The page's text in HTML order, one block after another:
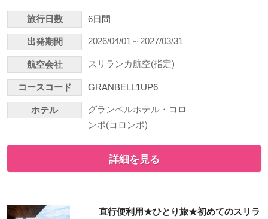
旅行日数 6日間
出発期間 2026/04/01～2027/03/31
航空会社 スリランカ航空(指定)
コースコード GRANBELL1UP6
ホテル
グランベルホテル・コロ
ンボ(コロンボ)
詳細を見る
直行便利用★ひとり旅★初めてのスリラ